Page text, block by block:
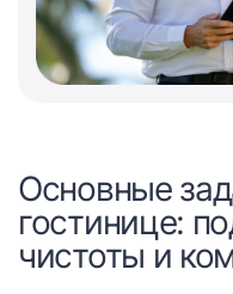
Основные
гостинице:
чистоты и